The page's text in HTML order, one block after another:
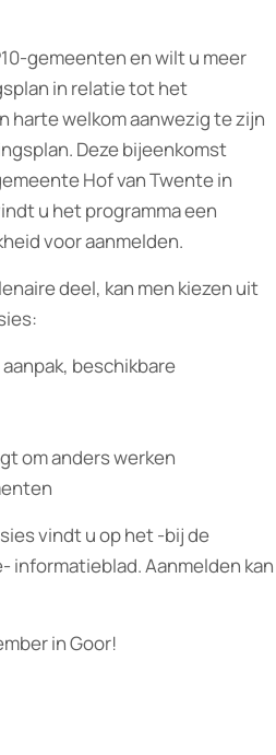
gemeenten en wilt u meer
in relatie tot het
harte welkom aanwezig te zijn
Deze bijeenkomst
Hof van Twente in
u het programma een
voor aanmelden.
deel, kan men kiezen uit
beschikbare
om anders werken
vindt u op het -bij de
Aanmelden kan
in Goor!